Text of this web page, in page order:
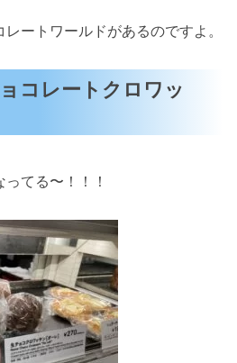
ートワールドがあるのですよ。
コレートクロワッ
てる〜！！！